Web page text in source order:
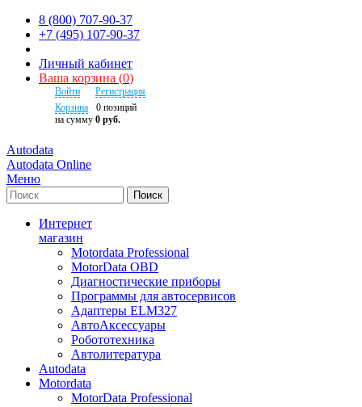
8 (800) 707-90-37
+7 (495) 107-90-37
Личный кабинет
Ваша корзина (0)
Войти
Регистрация
Корзина
0 позиций
на сумму 0 руб.
Autodata
Autodata Online
Меню
Поиск
Интернет
магазин
Motordata Professional
MotorData OBD
Диагностические приборы
Программы для автосервисов
Адаптеры ELM327
АвтоАксессуары
Робототехника
Автолитература
Autodata
Motordata
MotorData Professional